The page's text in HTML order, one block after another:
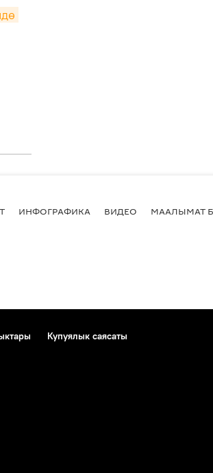
ИНФОГРАФИКА ВИДЕО МААЛЫМАТ
Купуялык саясаты